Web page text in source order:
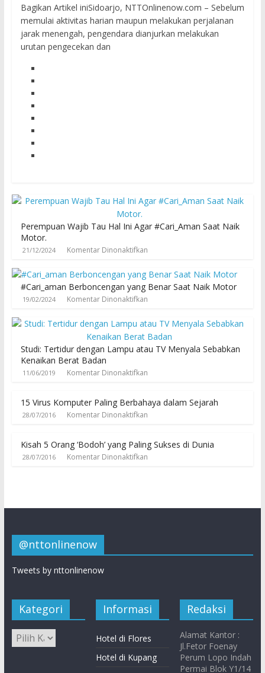
Bagikan Artikel iniSidoarjo, NTTOnlinenow.com – Sebelum
memulai aktivitas harian maupun melakukan perjalanan
jarak menengah, pengendara dianjurkan melakukan
urutan pengecekan dan
Perempuan Wajib Tau Hal Ini Agar #Cari_Aman Saat Naik
Motor.
21/12/2024 Komentar Dinonaktifkan
#Cari_aman Berboncengan yang Benar Saat Naik Motor
19/02/2024 Komentar Dinonaktifkan
Studi: Tertidur dengan Lampu atau TV Menyala Sebabkan
Kenaikan Berat Badan
11/06/2019 Komentar Dinonaktifkan
15 Virus Komputer Paling Berbahaya dalam Sejarah
28/07/2016 Komentar Dinonaktifkan
Kisah 5 Orang ‘Bodoh’ yang Paling Sukses di Dunia
28/07/2016 Komentar Dinonaktifkan
@nttonlinenow
Tweets by nttonlinenow
Kategori Informasi
Hotel di Flores
Hotel di Kupang
Redaksi
Alamat Kantor :
Jl.Fetor Foenay
Perum Lopo Indah
Permai Blok Y1/14